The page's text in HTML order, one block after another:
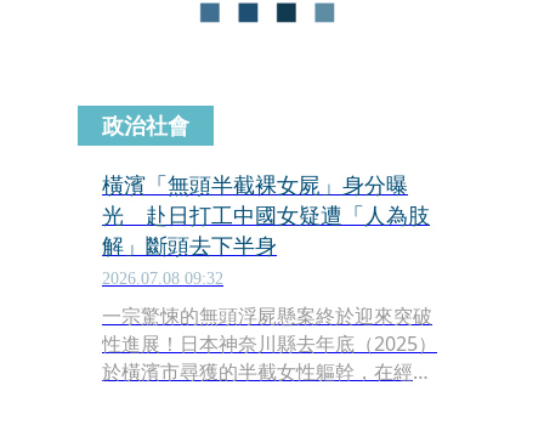
政治社會
橫濱「無頭半截裸女屍」身分曝
光 赴日打工中國女疑遭「人為肢
解」斷頭去下半身
2026.07.08 09:32
一宗驚悚的無頭浮屍懸案終於迎來突破
性進展！日本神奈川縣去年底（2025）
於橫濱市尋獲的半截女性軀幹，在經過